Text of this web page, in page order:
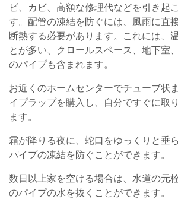
ビ、カビ、高額な修理代などを引き起
す。配管の凍結を防ぐには、風雨に直
断熱する必要があります。これには、
とが多い、クロールスペース、地下室
のパイプも含まれます。
お近くのホームセンターでチューブ状
イプラップを購入し、自分ですぐに取
ます。
霜が降りる夜に、蛇口をゆっくりと垂
パイプの凍結を防ぐことができます。
数日以上家を空ける場合は、水道の元
のパイプの水を抜くことができます。